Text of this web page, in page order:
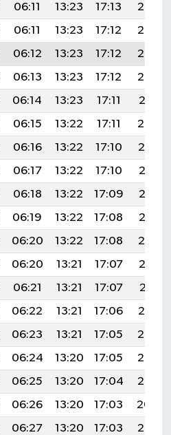
06:11 13:23 17:13
20:26
06:11 13:23 17:12
20:25
06:12 13:23 17:12
20:23
06:13 13:23 17:12
20:22
06:14 13:23 17:11
20:21
06:15 13:22 17:11
20:20
06:16 13:22 17:10
20:19
06:17 13:22 17:10
20:17
06:18 13:22 17:09
20:16
06:19 13:22 17:08
20:15
06:20 13:22 17:08
20:14
06:20 13:21 17:07
20:12
06:21 13:21 17:07
20:11
06:22 13:21 17:06
20:10
06:23 13:21 17:05
20:08
06:24 13:20 17:05
20:07
06:25 13:20 17:04
20:05
06:26 13:20 17:03
20:04
06:27 13:20 17:03
20:03